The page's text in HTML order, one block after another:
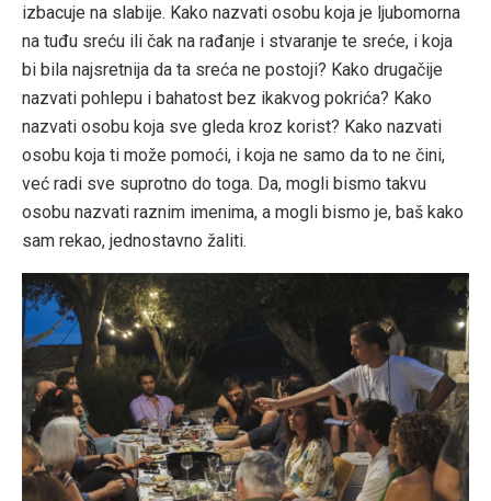
izbacuje na slabije. Kako nazvati osobu koja je ljubomorna
na tuđu sreću ili čak na rađanje i stvaranje te sreće, i koja
bi bila najsretnija da ta sreća ne postoji? Kako drugačije
nazvati pohlepu i bahatost bez ikakvog pokrića? Kako
nazvati osobu koja sve gleda kroz korist? Kako nazvati
osobu koja ti može pomoći, i koja ne samo da to ne čini,
već radi sve suprotno do toga. Da, mogli bismo takvu
osobu nazvati raznim imenima, a mogli bismo je, baš kako
sam rekao, jednostavno žaliti.